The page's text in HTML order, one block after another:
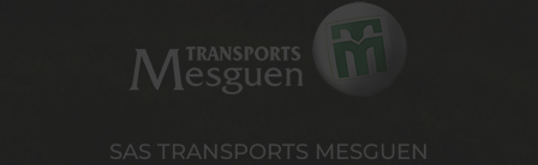
SAS TRANSPORTS MESGUEN